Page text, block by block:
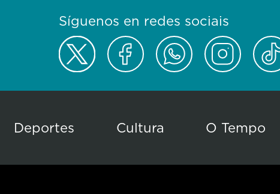
Síguenos en redes sociais
Deportes Cultura O Tempo